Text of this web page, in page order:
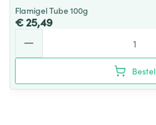
Flamigel Tube 100g
€ 25,49
Bestel